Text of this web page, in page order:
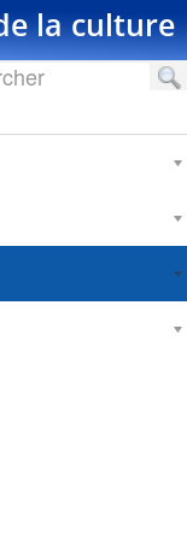
la culture